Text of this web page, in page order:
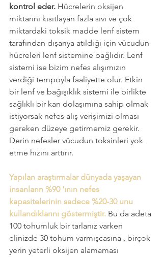
kontrol eder. Hücrelerin oksijen
miktarını kısıtlayan fazla sıvı ve çok
miktardaki toksik madde lenf sistem
tarafından dışarıya atıldığı için vücudun
hücreleri lenf sistemine bağlıdır. Lenf
sistemi ise bizim nefes alışımızın
verdiği tempoyla faaliyette olur. Etkin
bir lenf ve bağışıklık sistemi ile birlikte
sağlıklı bir kan dolaşımına sahip olmak
istiyorsak nefes alış verişimizi olması
gereken düzeye getirmemiz gerekir.
Derin nefesler vücudun toksinleri yok
etme hızını arttırır.
Yapılan araştırmalar dünyada yaşayan
insanların %90 'ının nefes
kapasitelerinin sadece %20-30 unu
kullandıklarını göstermiştir. Bu da adeta
100 tohumluk bir tarlanız varken
elinizde 30 tohum varmışcasına , birçok
yerin yeterli oksijen alamaması